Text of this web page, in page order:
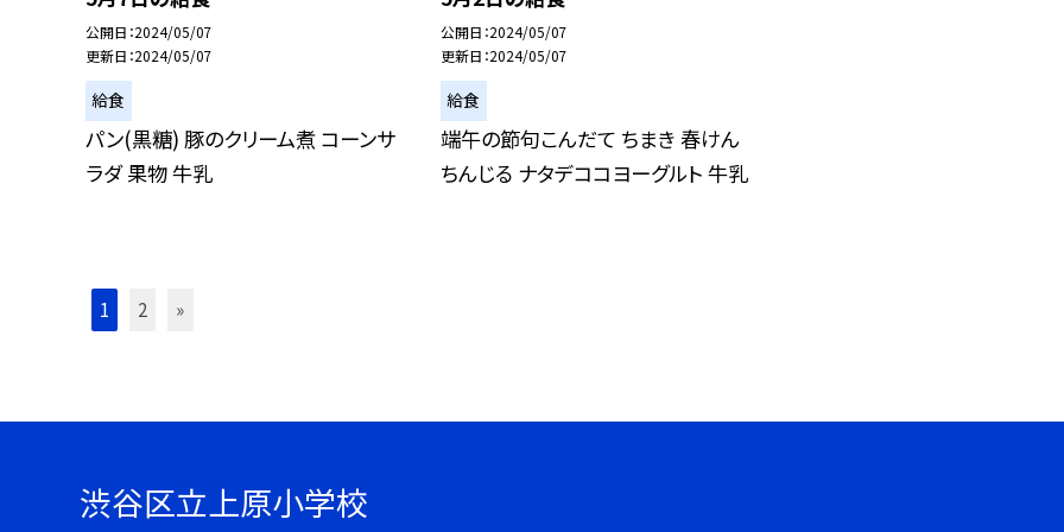
公開日 2024/05/07
更新日 2024/05/07
給食
パン(黒糖) 豚のクリーム煮 コーンサ
ラダ 果物 牛乳
公開日 2024/05/07
更新日 2024/05/07
給食
端午の節句こんだて ちまき 春けん
ちんじる ナタデココヨーグルト 牛乳
1 2 »
渋谷区立上原小学校